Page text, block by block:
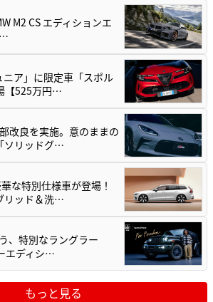
M2 CS エディションエ
ア」に限定車「スポル
【525万円…
改良を実施。意のままの
ソリッドグ…
な特別仕様車が登場！
リッド＆洗…
、特別なラングラー
エディシ…
もっと見る